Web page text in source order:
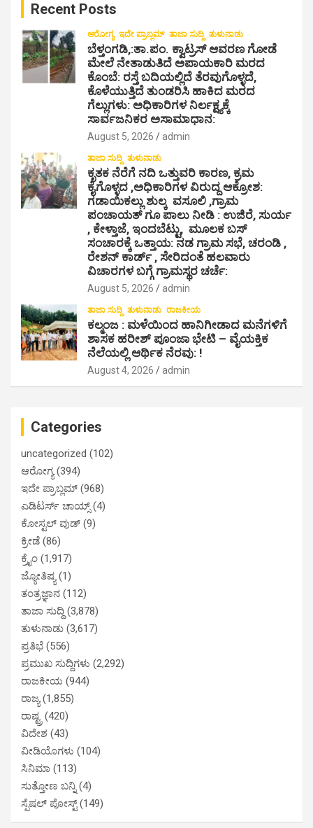
Recent Posts
ಆರೋಗ್ಯ ಇದೇ ಪ್ರಾಬ್ಲಮ್ ತಾಜಾ ಸುದ್ದಿ ತುಳುನಾಡು
ಬೆಳ್ತಂಗಡಿ,:ತಾ.ಪಂ‌. ಕ್ವಾಟ್ರಸ್ ಆವರಣ ಗೋಡೆ
ಮೇಲೆ ನೇತಾಡುತಿದೆ ಅಪಾಯಕಾರಿ ಮರದ
ಕೊಂಬೆ: ರಸ್ತೆ ಬದಿಯಲ್ಲಿದೆ ತೆರವುಗೊಳ್ಳದೆ,
ಕೊಳೆಯುತ್ತಿದೆ ತುಂಡರಿಸಿ ಹಾಕಿದ ಮರದ
ಗೆಲ್ಲುಗಳು: ಅಧಿಕಾರಿಗಳ ನಿರ್ಲಕ್ಷ್ಯಕ್ಕೆ
ಸಾರ್ವಜನಿಕರ ಅಸಾಮಾಧಾನ:
August 5, 2026 admin
ತಾಜಾ ಸುದ್ದಿ ತುಳುನಾಡು
ಕೃತಕ ನೆರೆಗೆ ನದಿ ಒತ್ತುವರಿ ಕಾರಣ, ಕ್ರಮ
ಕೈಗೊಳ್ಳದ ,ಅಧಿಕಾರಿಗಳ ವಿರುದ್ದ ಆಕ್ರೋಶ:
ಗಡಾಯಿಕಲ್ಲು ಶುಲ್ಕ ವಸೂಲಿ ,ಗ್ರಾಮ
ಪಂಚಾಯತ್ ಗೂ ಪಾಲು ನೀಡಿ : ಉಜಿರೆ, ಸುರ್ಯ
, ಕೇಳ್ತಾಜೆ, ಇಂದಬೆಟ್ಟು, ಮೂಲಕ ಬಸ್
ಸಂಚಾರಕ್ಕೆ ಒತ್ತಾಯ: ನಡ ಗ್ರಾಮ ಸಭೆ, ಚರಂಡಿ ,
ರೇಶನ್ ಕಾರ್ಡ್ , ಸೇರಿದಂತೆ ಹಲವಾರು
ವಿಚಾರಗಳ ಬಗ್ಗೆ ಗ್ರಾಮಸ್ಥರ ಚರ್ಚೆ:
August 5, 2026 admin
ತಾಜಾ ಸುದ್ದಿ ತುಳುನಾಡು ರಾಜಕೀಯ
ಕಲ್ಮಂಜ : ಮಳೆಯಿಂದ ಹಾನಿಗೀಡಾದ ಮನೆಗಳಿಗೆ
ಶಾಸಕ ಹರೀಶ್ ಪೂಂಜಾ ಭೇಟಿ – ವೈಯಕ್ತಿಕ
ನೆಲೆಯಲ್ಲಿ ಆರ್ಥಿಕ‌ ನೆರವು: !
August 4, 2026 admin
Categories
uncategorized (102)
ಆರೋಗ್ಯ(394)
ಇದೇ ಪ್ರಾಬ್ಲಮ್ (968)
ಎಡಿಟರ್ಸ್ ಚಾಯ್ಸ್(4)
ಕೋಸ್ಟಲ್ ವುಡ್ (9)
ಕ್ರೀಡೆ (86)
ಕ್ರೈಂ (1,917)
ಜ್ಯೋತಿಷ್ಯ(1)
ತಂತ್ರಜ್ಞಾನ (112)
ತಾಜಾ ಸುದ್ದಿ (3,878)
ತುಳುನಾಡು (3,617)
ಪ್ರತಿಭೆ (556)
ಪ್ರಮುಖ ಸುದ್ದಿಗಳು (2,292)
ರಾಜಕೀಯ (944)
ರಾಜ್ಯ(1,855)
ರಾಷ್ಟ್ರ (420)
ವಿದೇಶ (43)
ವೀಡಿಯೊಗಳು (104)
ಸಿನಿಮಾ (113)
ಸುತ್ತೋಣ ಬನ್ನಿ(4)
ಸ್ಪೆಷಲ್ ಪೋಸ್ಟ್(149)